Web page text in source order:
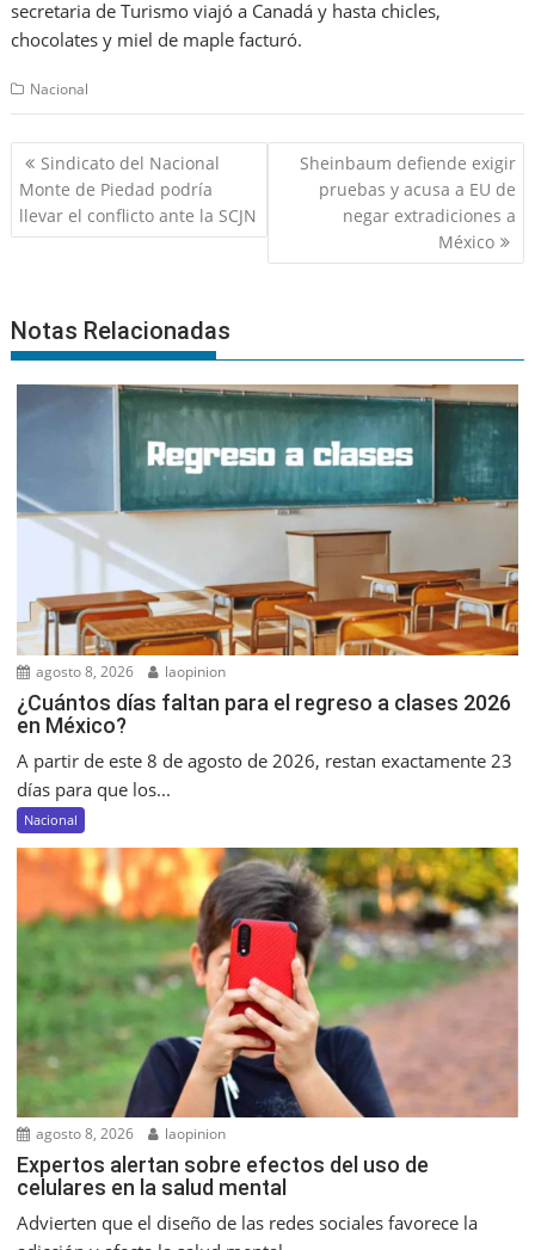
secretaria de Turismo viajó a Canadá y hasta chicles,
chocolates y miel de maple facturó.
Nacional
Navegación
de
entradas
Sindicato del Nacional
Monte de Piedad podría
llevar el conflicto ante la SCJN
Sheinbaum defiende exigir
pruebas y acusa a EU de
negar extradiciones a
México
Notas Relacionadas
agosto 8, 2026 laopinion
¿Cuántos días faltan para el regreso a clases 2026
en México?
A partir de este 8 de agosto de 2026, restan exactamente 23
días para que los...
Nacional
agosto 8, 2026 laopinion
Expertos alertan sobre efectos del uso de
celulares en la salud mental
Advierten que el diseño de las redes sociales favorece la